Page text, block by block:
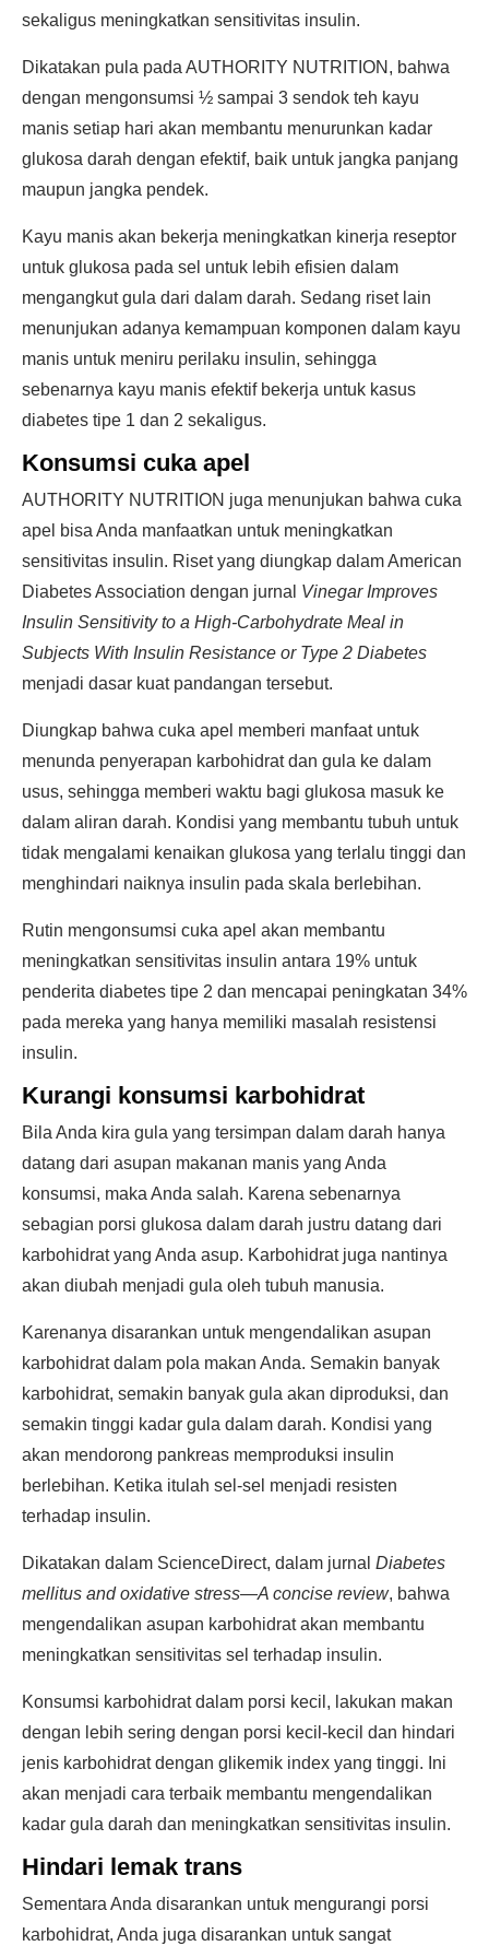
sekaligus meningkatkan sensitivitas insulin.
Dikatakan pula pada AUTHORITY NUTRITION, bahwa
dengan mengonsumsi ½ sampai 3 sendok teh kayu
manis setiap hari akan membantu menurunkan kadar
glukosa darah dengan efektif, baik untuk jangka panjang
maupun jangka pendek.
Kayu manis akan bekerja meningkatkan kinerja reseptor
untuk glukosa pada sel untuk lebih efisien dalam
mengangkut gula dari dalam darah. Sedang riset lain
menunjukan adanya kemampuan komponen dalam kayu
manis untuk meniru perilaku insulin, sehingga
sebenarnya kayu manis efektif bekerja untuk kasus
diabetes tipe 1 dan 2 sekaligus.
Konsumsi cuka apel
AUTHORITY NUTRITION juga menunjukan bahwa cuka
apel bisa Anda manfaatkan untuk meningkatkan
sensitivitas insulin. Riset yang diungkap dalam American
Diabetes Association dengan jurnal Vinegar Improves
Insulin Sensitivity to a High-Carbohydrate Meal in
Subjects With Insulin Resistance or Type 2 Diabetes
menjadi dasar kuat pandangan tersebut.
Diungkap bahwa cuka apel memberi manfaat untuk
menunda penyerapan karbohidrat dan gula ke dalam
usus, sehingga memberi waktu bagi glukosa masuk ke
dalam aliran darah. Kondisi yang membantu tubuh untuk
tidak mengalami kenaikan glukosa yang terlalu tinggi dan
menghindari naiknya insulin pada skala berlebihan.
Rutin mengonsumsi cuka apel akan membantu
meningkatkan sensitivitas insulin antara 19% untuk
penderita diabetes tipe 2 dan mencapai peningkatan 34%
pada mereka yang hanya memiliki masalah resistensi
insulin.
Kurangi konsumsi karbohidrat
Bila Anda kira gula yang tersimpan dalam darah hanya
datang dari asupan makanan manis yang Anda
konsumsi, maka Anda salah. Karena sebenarnya
sebagian porsi glukosa dalam darah justru datang dari
karbohidrat yang Anda asup. Karbohidrat juga nantinya
akan diubah menjadi gula oleh tubuh manusia.
Karenanya disarankan untuk mengendalikan asupan
karbohidrat dalam pola makan Anda. Semakin banyak
karbohidrat, semakin banyak gula akan diproduksi, dan
semakin tinggi kadar gula dalam darah. Kondisi yang
akan mendorong pankreas memproduksi insulin
berlebihan. Ketika itulah sel-sel menjadi resisten
terhadap insulin.
Dikatakan dalam ScienceDirect, dalam jurnal Diabetes
mellitus and oxidative stress—A concise review, bahwa
mengendalikan asupan karbohidrat akan membantu
meningkatkan sensitivitas sel terhadap insulin.
Konsumsi karbohidrat dalam porsi kecil, lakukan makan
dengan lebih sering dengan porsi kecil-kecil dan hindari
jenis karbohidrat dengan glikemik index yang tinggi. Ini
akan menjadi cara terbaik membantu mengendalikan
kadar gula darah dan meningkatkan sensitivitas insulin.
Hindari lemak trans
Sementara Anda disarankan untuk mengurangi porsi
karbohidrat, Anda juga disarankan untuk sangat